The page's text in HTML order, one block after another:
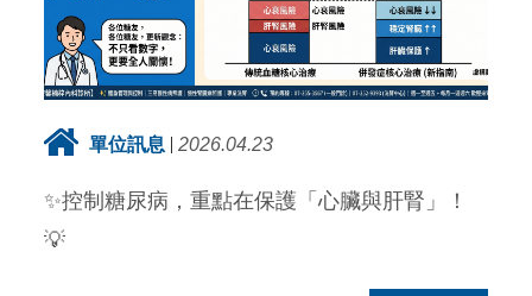
單位訊息 2026.04.23
✨控制糖尿病，重點在保護「心臟與肝腎」！
💡